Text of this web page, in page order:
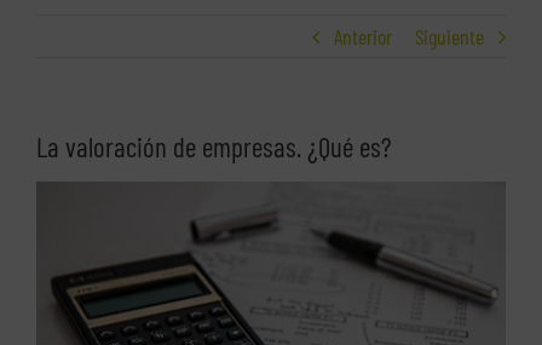
Anterior Siguiente
La valoración de empresas. ¿Qué es?
grande